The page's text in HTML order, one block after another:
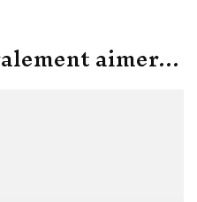
aimer...